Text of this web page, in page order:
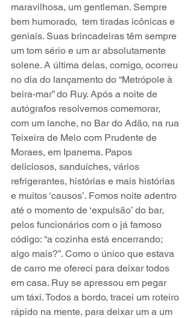
maravilhosa, um gentleman. Sempre
bem humorado,  tem tiradas icônicas e
geniais. Suas brincadeiras têm sempre
um tom sério e um ar absolutamente
solene. A última delas, comigo, ocorreu
no dia do lançamento do “Metrópole à
beira-mar” do Ruy. Após a noite de
autógrafos resolvemos comemorar,
com um lanche, no Bar do Adão, na rua
Teixeira de Melo com Prudente de
Moraes, em Ipanema. Papos
deliciosos, sanduíches, vários
refrigerantes, histórias e mais histórias
e muitos ‘causos’. Fomos noite adentro
até o momento de ‘expulsão’ do bar,
pelos funcionários com o já famoso
código: “a cozinha está encerrando;
algo mais?”. Como o único que estava
de carro me ofereci para deixar todos
em casa. Ruy se apressou em pegar
um táxi. Todos a bordo, tracei um roteiro
rápido na mente, para deixar um a um